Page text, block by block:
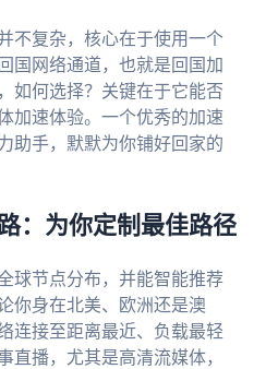
不复杂，核心在于使用一个
国网络通道，也就是回国加
如何选择？关键在于它能否
加速体验。一个优秀的加速
助手，默默为你铺好回家的
：为你定制最佳路径
球节点分布，并能智能推荐
你身在北美、欧洲还是澳
连接至距离最近、负载最轻
直播，尤其是高清流媒体，